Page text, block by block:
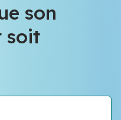
son
soit